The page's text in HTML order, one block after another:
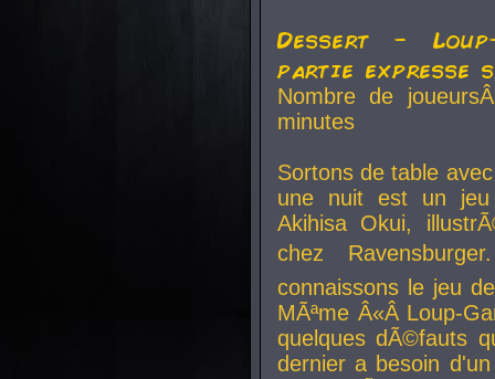
Dessert -
partie expresse
Nombre de
minutes
Sortons de table
une nuit est un
Akihisa Okui,
chez
connaissons le jeu
MÃªme Â«Â Loup-
quelques dÃ©fauts
dernier a besoin